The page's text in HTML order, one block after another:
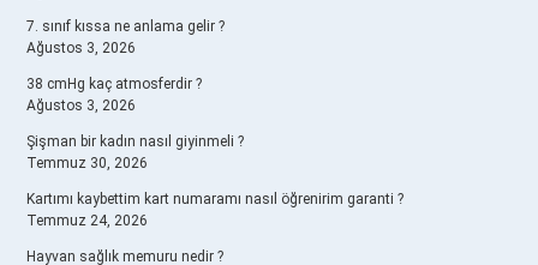
7. sınıf kıssa ne anlama gelir ?
Ağustos 3, 2026
38 cmHg kaç atmosferdir ?
Ağustos 3, 2026
Şişman bir kadın nasıl giyinmeli ?
Temmuz 30, 2026
Kartımı kaybettim kart numaramı nasıl öğrenirim garanti ?
Temmuz 24, 2026
Hayvan sağlık memuru nedir ?